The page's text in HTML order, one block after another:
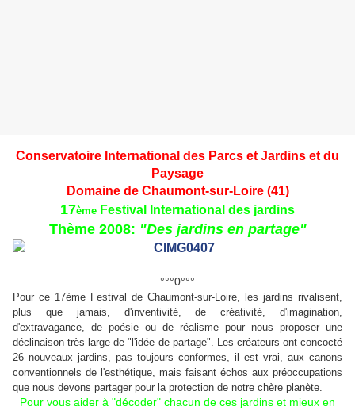
Conservatoire International des Parcs et Jardins et du
Paysage
Domaine de Chaumont-sur-Loire (41)
17ème Festival International des jardins
Thème 2008: "Des jardins en partage"
°°°0°°°
Pour ce 17ème Festival de Chaumont-sur-Loire, les jardins rivalisent,
plus que jamais, d'inventivité, de créativité, d'imagination,
d'extravagance, de poésie ou de réalisme pour nous proposer une
déclinaison très large de "l'idée de partage". Les créateurs ont concocté
26 nouveaux jardins, pas toujours conformes, il est vrai, aux canons
conventionnels de l'esthétique, mais faisant échos aux préoccupations
que nous devons partager pour la protection de notre chère planète.
Pour vous aider à "décoder" chacun de ces jardins et mieux en